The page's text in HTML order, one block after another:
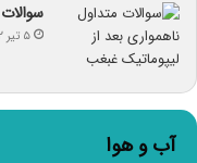
۵ تیر ۱۴۰۲
آب و هوا